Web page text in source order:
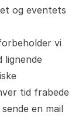
og eventets
vi
lignende
tid frabede
en mail